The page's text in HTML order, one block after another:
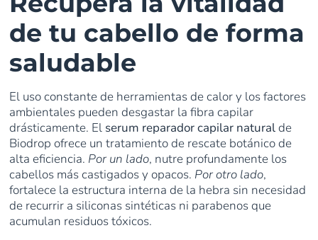
de tu cabello de forma
saludable
El uso constante de herramientas de calor y los factores
ambientales pueden desgastar la fibra capilar
drásticamente. El serum reparador capilar naturalde
Biodrop ofrece un tratamiento de rescate botánico de
alta eficiencia. Por un lado, nutre profundamente los
cabellos más castigados y opacos. Por otro lado,
fortalece la estructura interna de la hebra sin necesidad
de recurrir a siliconas sintéticas ni parabenos que
acumulan residuos tóxicos.